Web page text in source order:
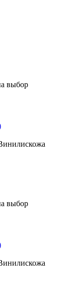
выбор
выбор